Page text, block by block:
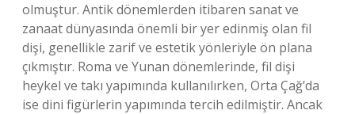
olmuştur. Antik dönemlerden itibaren sanat ve
zanaat dünyasında önemli bir yer edinmiş olan fil
dişi, genellikle zarif ve estetik yönleriyle ön plana
çıkmıştır. Roma ve Yunan dönemlerinde, fil dişi
heykel ve takı yapımında kullanılırken, Orta Çağ’da
ise dini figürlerin yapımında tercih edilmiştir. Ancak